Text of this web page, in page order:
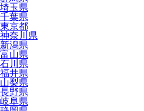
埼玉県
千葉県
東京都
神奈川県
新潟県
富山県
石川県
福井県
山梨県
長野県
岐阜県